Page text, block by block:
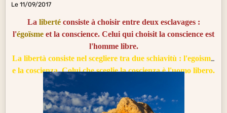
Le 11/09/2017
La libertéconsiste à choisir entre deux esclavages :
l'égoïsme et la conscience. Celui qui choisit la conscience est
l'homme libre.
La libertà consiste nel scegliere tra due schiavitù : l'egoismo
e la coscienza. Colui che sceglie la coscienza è l'uomo libero.